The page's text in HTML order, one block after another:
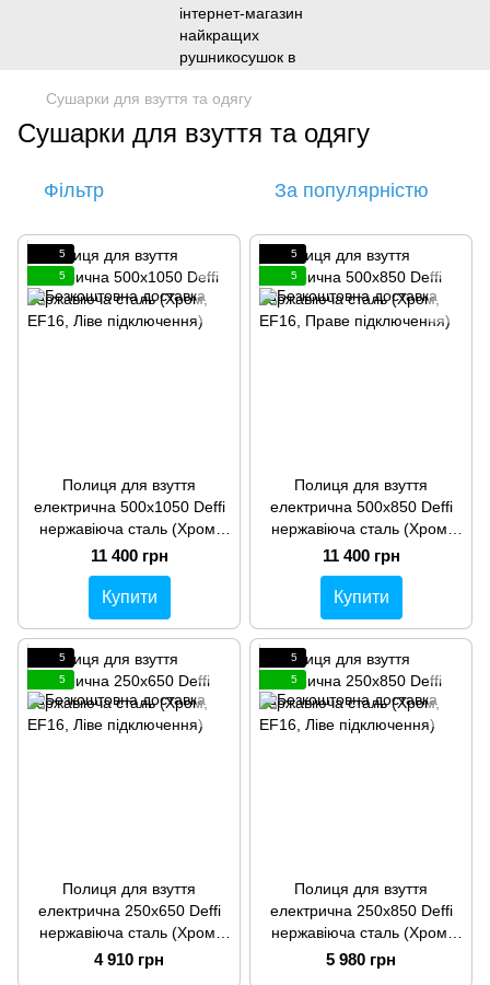
Сушарки для взуття та одягу
Сушарки для взуття та одягу
Фільтр За популярністю
5
5
Полиця для взуття
електрична 500x1050 Deffi
нержавіюча сталь (Хром,
EF16, Ліве підключення)
11 400 грн
Купити
5
5
Полиця для взуття
електрична 500x850 Deffi
нержавіюча сталь (Хром,
EF16, Праве підключення)
11 400 грн
Купити
5
5
Полиця для взуття
електрична 250x650 Deffi
нержавіюча сталь (Хром,
EF16, Ліве підключення)
4 910 грн
5
5
Полиця для взуття
електрична 250x850 Deffi
нержавіюча сталь (Хром,
EF16, Ліве підключення)
5 980 грн